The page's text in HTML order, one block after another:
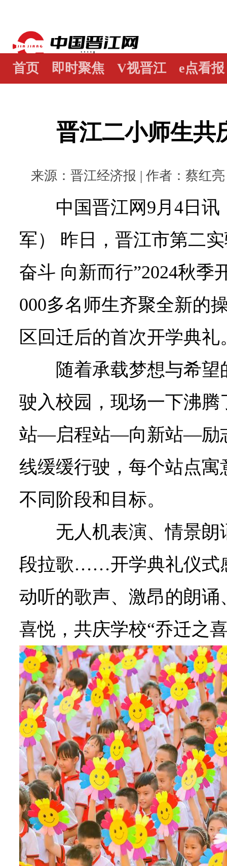
首页 即时聚焦 V视晋江 e点看报
晋江二小师生共
来源：晋江经济报 | 作者：蔡红
中国晋江网9月4日
军） 昨日，晋江市第二
奋斗 向新而行”2024秋季
000多名师生齐聚全新的
区回迁后的首次开学典礼
随着承载梦想与希望
驶入校园，现场一下沸腾
站—启程站—向新站—励
线缓缓行驶，每个站点
不同阶段和目标。
无人机表演、情景
段拉歌……开学典礼仪式
动听的歌声、激昂的朗
喜悦，共庆学校“乔迁之